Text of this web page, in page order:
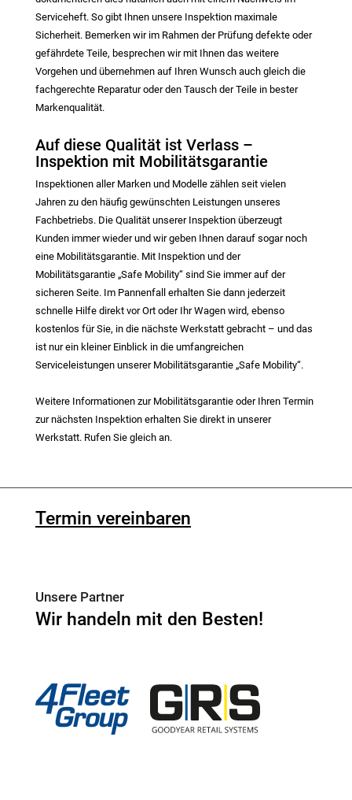
Serviceheft. So gibt Ihnen unsere Inspektion maximale
Sicherheit. Bemerken wir im Rahmen der Prüfung defekte oder
gefährdete Teile, besprechen wir mit Ihnen das weitere
Vorgehen und übernehmen auf Ihren Wunsch auch gleich die
fachgerechte Reparatur oder den Tausch der Teile in bester
Markenqualität.
Auf diese Qualität ist Verlass –
Inspektion mit Mobilitätsgarantie
Inspektionen aller Marken und Modelle zählen seit vielen
Jahren zu den häufig gewünschten Leistungen unseres
Fachbetriebs. Die Qualität unserer Inspektion überzeugt
Kunden immer wieder und wir geben Ihnen darauf sogar noch
eine Mobilitätsgarantie. Mit Inspektion und der
Mobilitätsgarantie „Safe Mobility“ sind Sie immer auf der
sicheren Seite. Im Pannenfall erhalten Sie dann jederzeit
schnelle Hilfe direkt vor Ort oder Ihr Wagen wird, ebenso
kostenlos für Sie, in die nächste Werkstatt gebracht – und das
ist nur ein kleiner Einblick in die umfangreichen
Serviceleistungen unserer Mobilitätsgarantie „Safe Mobility“.
Weitere Informationen zur Mobilitätsgarantie oder Ihren Termin
zur nächsten Inspektion erhalten Sie direkt in unserer
Werkstatt. Rufen Sie gleich an.
Termin vereinbaren
Unsere Partner
Wir handeln mit den Besten!